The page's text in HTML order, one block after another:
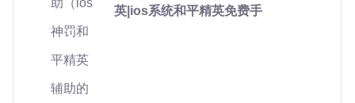
英|ios系统和平精英免费手